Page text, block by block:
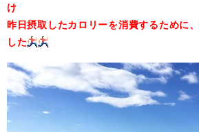
け
昨日摂取したカロリーを消費するために
した